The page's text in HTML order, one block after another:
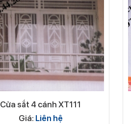
Cửa sắt 4 cánh XT111
Giá: Liên hệ